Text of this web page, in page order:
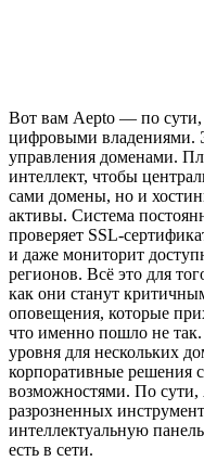
Вот вам Aepto — по
цифровыми владениями.
управления доменами.
интеллект, чтобы
сами домены, но и
активы. Система
проверяет SSL-
и даже мониторит
регионов. Всё это для
как они станут
оповещения, которые
что именно пошло не
уровня для нескольких
корпоративные решения
возможностями. По сути,
разрозненных
интеллектуальную
есть в сети.